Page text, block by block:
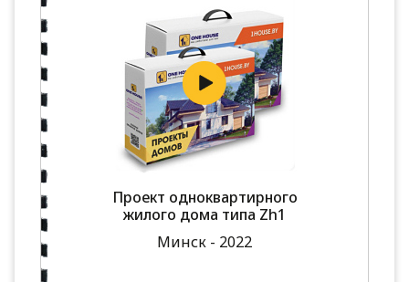
Проект одноквартирного
жилого дома типа Zh1
Минск - 2022